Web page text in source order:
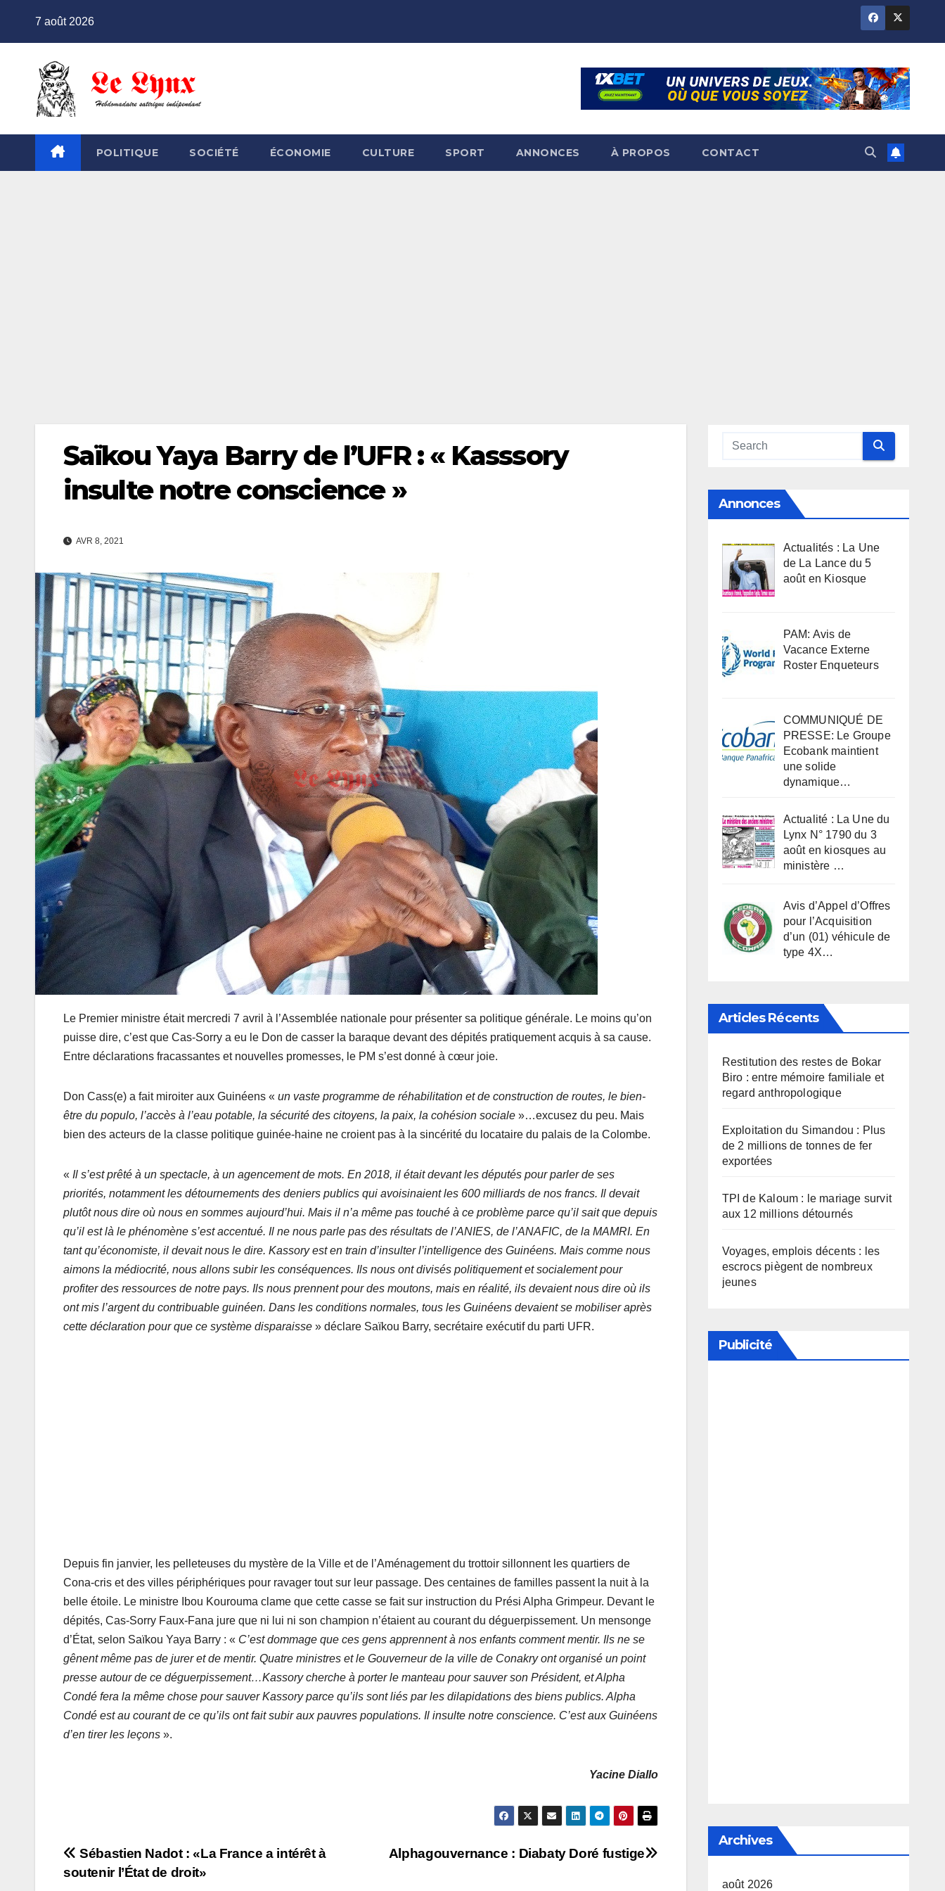
7 août 2026
POLITIQUE SOCIÉTÉ ÉCONOMIE CULTURE SPORT ANNONCES À PROPOS CONTACT
Saïkou Yaya Barry de l’UFR : « Kasssory
insulte notre conscience »
AVR 8, 2021
Le Premier ministre était mercredi 7 avril à l’Assemblée nationale pour présenter sa politique générale. Le moins qu’on
puisse dire, c’est que Cas-Sorry a eu le Don de casser la baraque devant des dépités pratiquement acquis à sa cause.
Entre déclarations fracassantes et nouvelles promesses, le PM s’est donné à cœur joie.
Don Cass(e) a fait miroiter aux Guinéens « un vaste programme de réhabilitation et de construction de routes, le bien-
être du populo, l’accès à l’eau potable, la sécurité des citoyens, la paix, la cohésion sociale »…excusez du peu. Mais
bien des acteurs de la classe politique guinée-haine ne croient pas à la sincérité du locataire du palais de la Colombe.
« Il s’est prêté à un spectacle, à un agencement de mots. En 2018, il était devant les députés pour parler de ses
priorités, notamment les détournements des deniers publics qui avoisinaient les 600 milliards de nos francs. Il devait
plutôt nous dire où nous en sommes aujourd’hui. Mais il n’a même pas touché à ce problème parce qu’il sait que depuis
qu’il est là le phénomène s’est accentué. Il ne nous parle pas des résultats de l’ANIES, de l’ANAFIC, de la MAMRI. En
tant qu’économiste, il devait nous le dire. Kassory est en train d’insulter l’intelligence des Guinéens. Mais comme nous
aimons la médiocrité, nous allons subir les conséquences. Ils nous ont divisés politiquement et socialement pour
profiter des ressources de notre pays. Ils nous prennent pour des moutons, mais en réalité, ils devaient nous dire où ils
ont mis l’argent du contribuable guinéen. Dans les conditions normales, tous les Guinéens devaient se mobiliser après
cette déclaration pour que ce système disparaisse » déclare Saïkou Barry, secrétaire exécutif du parti UFR.
Depuis fin janvier, les pelleteuses du mystère de la Ville et de l’Aménagement du trottoir sillonnent les quartiers de
Cona-cris et des villes périphériques pour ravager tout sur leur passage. Des centaines de familles passent la nuit à la
belle étoile. Le ministre Ibou Kourouma clame que cette casse se fait sur instruction du Prési Alpha Grimpeur. Devant le
dépités, Cas-Sorry Faux-Fana jure que ni lui ni son champion n’étaient au courant du déguerpissement. Un mensonge
d’État, selon Saïkou Yaya Barry : « C’est dommage que ces gens apprennent à nos enfants comment mentir. Ils ne se
gênent même pas de jurer et de mentir. Quatre ministres et le Gouverneur de la ville de Conakry ont organisé un point
presse autour de ce déguerpissement…Kassory cherche à porter le manteau pour sauver son Président, et Alpha
Condé fera la même chose pour sauver Kassory parce qu’ils sont liés par les dilapidations des biens publics. Alpha
Condé est au courant de ce qu’ils ont fait subir aux pauvres populations. Il insulte notre conscience. C’est aux Guinéens
d’en tirer les leçons ».
Yacine Diallo
Navigation
Alphagouvernance : Diabaty Doré fustige
Sébastien Nadot : «La France a intérêt à
soutenir l’État de droit»
Annonces
Actualités : La Une
de La Lance du 5
août en Kiosque
PAM: Avis de
Vacance Externe
Roster Enqueteurs
COMMUNIQUÉ DE
PRESSE: Le Groupe
Ecobank maintient
une solide
dynamique…
Actualité : La Une du
Lynx N° 1790 du 3
août en kiosques au
ministère …
Avis d’Appel d’Offres
pour l’Acquisition
d’un (01) véhicule de
type 4X…
Articles Récents
Restitution des restes de Bokar
Biro : entre mémoire familiale et
regard anthropologique
Exploitation du Simandou : Plus
de 2 millions de tonnes de fer
exportées
TPI de Kaloum : le mariage survit
aux 12 millions détournés
Voyages, emplois décents : les
escrocs piègent de nombreux
jeunes
Publicité
Archives
août 2026